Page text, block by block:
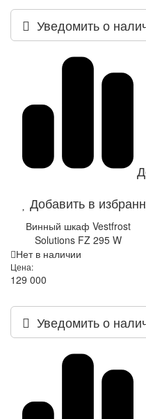
Уведомить о
Добавить в
Винный шкаф Vestfrost
Solutions FZ 295 W
Нет в наличии
Цена:
129 000
Уведомить о